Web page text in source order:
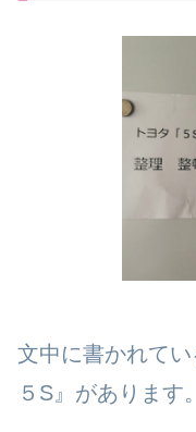
文中に書かれて
５S』があります。